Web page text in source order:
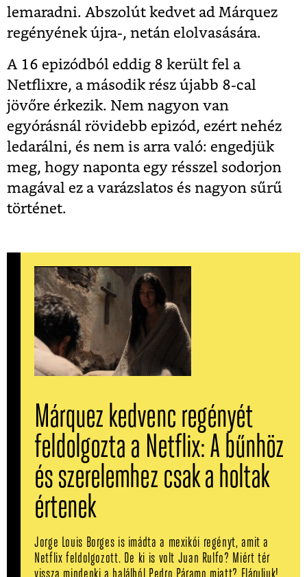
lemaradni. Abszolút kedvet ad Márquez
regényének újra-, netán elolvasására.
A 16 epizódból eddig 8 került fel a
Netflixre, a második rész újabb 8-cal
jövőre érkezik. Nem nagyon van
egyórásnál rövidebb epizód, ezért nehéz
ledarálni, és nem is arra való: engedjük
meg, hogy naponta egy résszel sodorjon
magával ez a varázslatos és nagyon sűrű
történet.
Márquez kedvenc regényét
feldolgozta a Netflix: A bűnhöz
és szerelemhez csak a holtak
értenek
Jorge Louis Borges is imádta a mexikói regényt, amit a
Netflix feldolgozott. De ki is volt Juan Rulfo? Miért tér